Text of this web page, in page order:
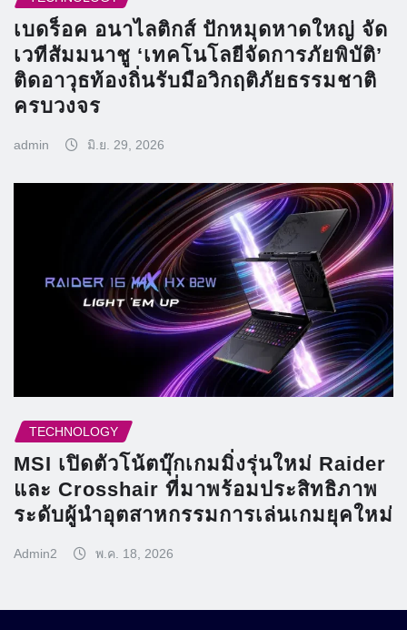
เบดร็อค อนาไลติกส์ ปักหมุดหาดใหญ่ จัด
เวทีสัมมนาชู ‘เทคโนโลยีจัดการภัยพิบัติ’
ติดอาวุธท้องถิ่นรับมือวิกฤติภัยธรรมชาติ
ครบวงจร
admin มิ.ย. 29, 2026
TECHNOLOGY
MSI เปิดตัวโน้ตบุ๊กเกมมิ่งรุ่นใหม่ Raider
และ Crosshair ที่มาพร้อมประสิทธิภาพ
ระดับผู้นำอุตสาหกรรมการเล่นเกมยุคใหม่
Admin2 พ.ค. 18, 2026